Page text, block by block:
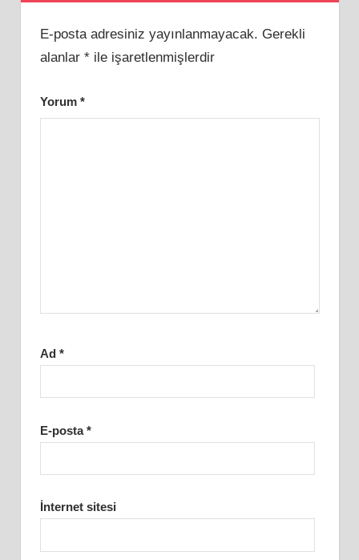
E-posta adresiniz yayınlanmayacak. Gerekli
alanlar *ile işaretlenmişlerdir
Yorum *
Ad *
E-posta*
İnternet sitesi